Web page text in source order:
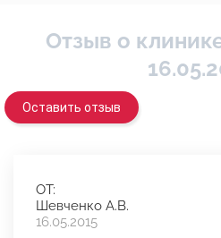
Отзыв о
Оставить отзыв
ОТ:
Шевченко А.В.
16.05.2015